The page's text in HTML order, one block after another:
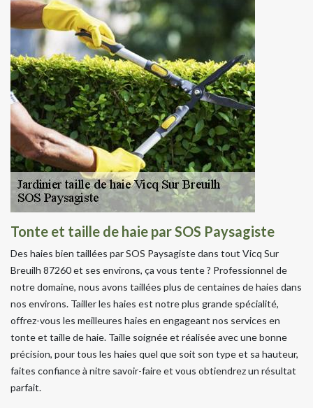
Tonte et taille de haie par SOS Paysagiste
Des haies bien taillées par SOS Paysagiste dans tout Vicq Sur
Breuilh 87260 et ses environs, ça vous tente ? Professionnel de
notre domaine, nous avons taillées plus de centaines de haies dans
nos environs. Tailler les haies est notre plus grande spécialité,
offrez-vous les meilleures haies en engageant nos services en
tonte et taille de haie. Taille soignée et réalisée avec une bonne
précision, pour tous les haies quel que soit son type et sa hauteur,
faites confiance à nitre savoir-faire et vous obtiendrez un résultat
parfait.